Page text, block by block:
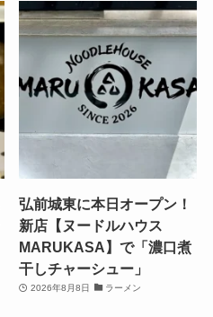
弘前城東に本日オープン！
新店【ヌードルハウス
MARUKASA】で「濃口煮
干しチャーシュー」
2026年8月8日 ラーメン